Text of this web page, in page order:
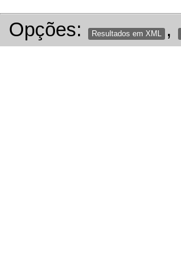
Opções: Resultados em XML ,